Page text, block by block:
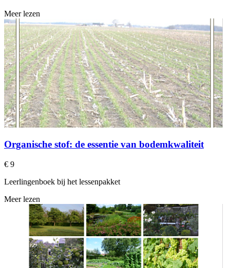
Meer lezen
Organische stof: de essentie van bodemkwaliteit
€ 9
Leerlingenboek bij het lessenpakket
Meer lezen